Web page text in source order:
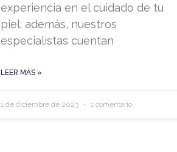
experiencia en el cuidado de tu
piel; además, nuestros
especialistas cuentan
LEER MÁS »
1 de diciembre de 2023 1 comentario